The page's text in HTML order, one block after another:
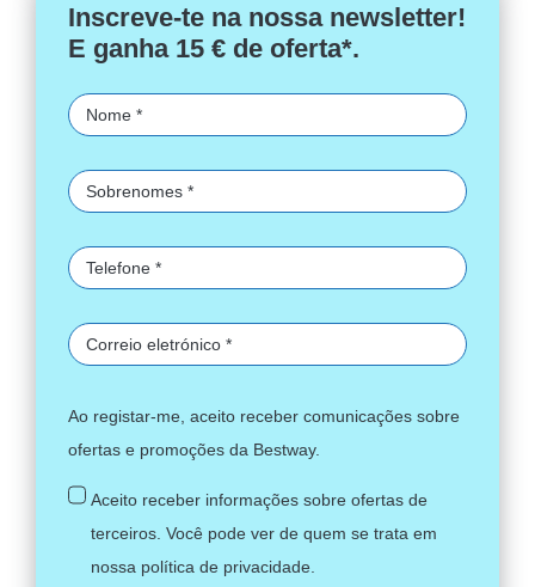
Inscreve-te na nossa newsletter!
E ganha 15 € de oferta*.
Ao registar-me, aceito receber comunicações sobre
ofertas e promoções da Bestway.
Aceito receber informações sobre ofertas de
terceiros. Você pode ver de quem se trata em
nossa política de privacidade.